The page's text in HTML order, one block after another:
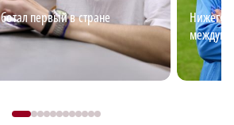
первый в стране